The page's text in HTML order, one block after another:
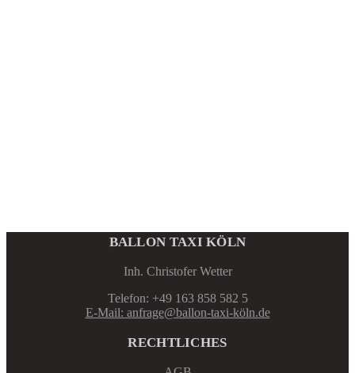
BALLON TAXI KÖLN
Inh. Christofer Wetter
Telefon: +49 163 858 582 5
E-Mail: anfrage@ballon-taxi-köln.de
RECHTLICHES